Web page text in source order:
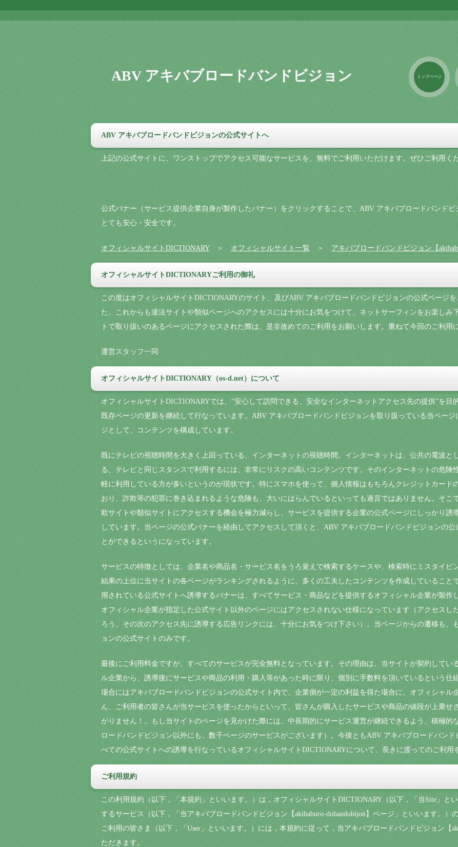
ABV アキバブロードバンドビジョン トップページ
ABV アキバブロードバンドビジョンの公式サイトへ
上記の公式サイトに、ワンストップでアクセス可能なサービスを、無料でご利用いただけます。ぜひご利用くだ
公式バナー（サービス提供企業自身が製作したバナー）をクリックすることで、ABV アキバブロードバンドビ
とても安心・安全です。
オフィシャルサイトDICTIONARY＞ オフィシャルサイト一覧 ＞ アキバブロードバンドビジョン【
オフィシャルサイトDICTIONARYご利用の御礼
この度はオフィシャルサイトDICTIONARYのサイト、及びABV アキバブロードバンドビジョンの公式ページ
た。これからも違法サイトや類似ページへのアクセスには十分にお気をつけて、ネットサーフィンをお楽しみ
トで取り扱いのあるページにアクセスされた際は、是非改めてのご利用をお願いします。重ねて今回のご利用
運営スタッフ一同
オフィシャルサイトDICTIONARY（os-d.net）について
オフィシャルサイトDICTIONARYでは、“安心して訪問できる、安全なインターネットアクセス先の提供”を目
既存ページの更新を継続して行なっています。ABV アキバブロードバンドビジョンを取り扱っている当ペー
ジとして、コンテンツを構成しています。
既にテレビの視聴時間を大きく上回っている、インターネットの視聴時間。インターネットは、公共の電波と
る、テレビと同じスタンスで利用するには、非常にリスクの高いコンテンツです。そのインターネットの危険
軽に利用している方が多いというのが現状です。特にスマホを使って、個人情報はもちろんクレジットカード
おり、詐欺等の犯罪に巻き込まれるような危険も、大いにはらんでいるといっても過言ではありません。そこ
欺サイトや類似サイトにアクセスする機会を極力減らし、サービスを提供する企業の公式ページにしっかり誘
しています。当ページの公式バナーを経由してアクセスして頂くと、ABV アキバブロードバンドビジョンの
とができるというになっています。
サービスの特徴としては、企業名や商品名・サービス名をうろ覚えで検索するケースや、検索時にミスタイピ
結果の上位に当サイトの各ページがランキングされるように、多くの工夫したコンテンツを作成していること
用されている公式サイトへ誘導するバナーは、すべてサービス・商品などを提供するオフィシャル企業が製作
オフィシャル企業が指定した公式サイト以外のページにはアクセスされない仕様になっています（アクセスし
ろう、その次のアクセス先に誘導する広告リンクには、十分にお気をつけ下さい）。当ページからの遷移も、
ョンの公式サイトのみです。
最後にご利用料金ですが、すべてのサービスが完全無料となっています。その理由は、当サイトが契約してい
ル企業から、誘導後にサービスや商品の利用・購入等があった時に限り、個別に手数料を頂いているという仕
場合にはアキバブロードバンドビジョンの公式サイト内で、企業側が一定の利益を得た場合に、オフィシャル
ん、ご利用者の皆さんが当サービスを使ったからといって、皆さんが購入したサービスや商品の値段が上乗せ
がりません！。もし当サイトのページを見かけた際には、中長期的にサービス運営が継続できるよう、積極的
ロードバンドビジョン以外にも、数千ページのサービスがございます）。今後ともABV アキバブロードバン
べての公式サイトへの誘導を行なっているオフィシャルサイトDICTIONARYについて、長きに渡ってのご利用
ご利用規約
この利用規約（以下，「本規約」といいます。）は，オフィシャルサイトDICTIONARY（以下，「当Site」と
するサービス（以下，「当アキバブロードバンドビジョン【akibaburo-dobandobijon】ページ」といいます。）
ご利用の皆さま（以下，「User」といいます。）には，本規約に従って，当アキバブロードバンドビジョン【
ただきます。